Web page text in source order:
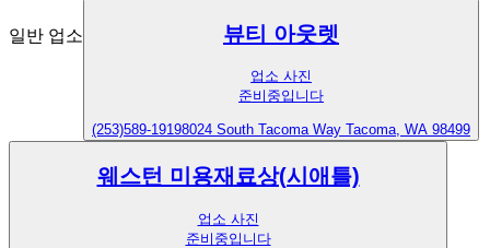
일반 업소 뷰티 아웃렛
업소 사진
준비중입니다
(253)589-19198024 South Tacoma Way Tacoma, WA 98499
웨스턴 미용재료상(시애틀)
업소 사진
준비중입니다